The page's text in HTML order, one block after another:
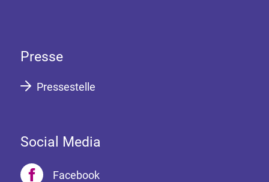
Presse
Pressestelle
Social Media
Facebook